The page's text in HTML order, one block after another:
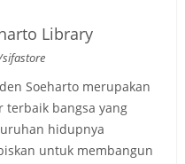
Library
Soeharto merupakan
terbaik bangsa yang
hidupnya
untuk membangun